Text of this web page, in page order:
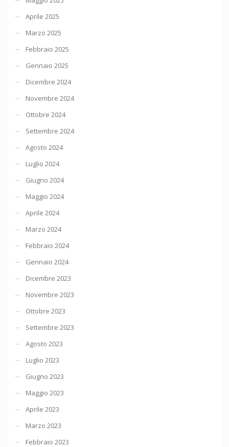
Aprile 2025
Marzo 2025
Febbraio 2025
Gennaio 2025
Dicembre 2024
Novembre 2024
Ottobre 2024
Settembre 2024
Agosto 2024
Luglio 2024
Giugno 2024
Maggio 2024
Aprile 2024
Marzo 2024
Febbraio 2024
Gennaio 2024
Dicembre 2023
Novembre 2023
Ottobre 2023
Settembre 2023
Agosto 2023
Luglio 2023
Giugno 2023
Maggio 2023
Aprile 2023
Marzo 2023
Febbraio 2023